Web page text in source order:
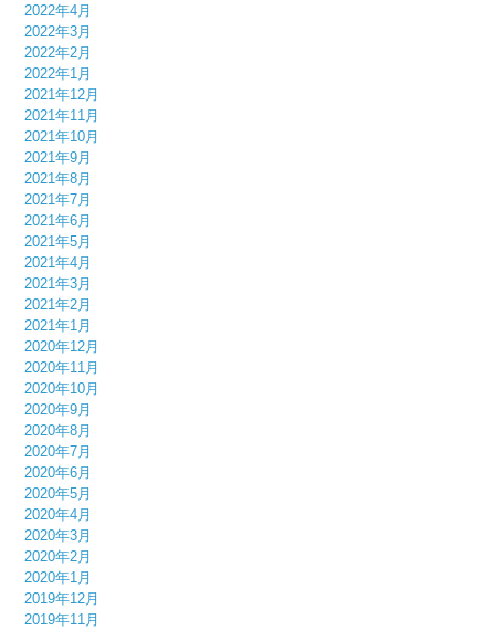
2022年4月
2022年3月
2022年2月
2022年1月
2021年12月
2021年11月
2021年10月
2021年9月
2021年8月
2021年7月
2021年6月
2021年5月
2021年4月
2021年3月
2021年2月
2021年1月
2020年12月
2020年11月
2020年10月
2020年9月
2020年8月
2020年7月
2020年6月
2020年5月
2020年4月
2020年3月
2020年2月
2020年1月
2019年12月
2019年11月